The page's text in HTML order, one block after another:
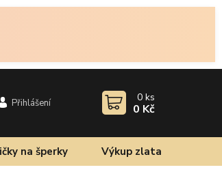
Přihlášení 0 ks
0 Kč
na šperky Výkup zlata